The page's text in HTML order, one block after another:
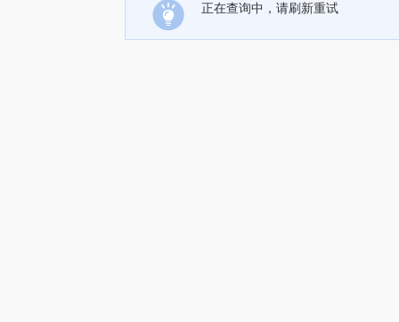
正在查询中，请刷新重试